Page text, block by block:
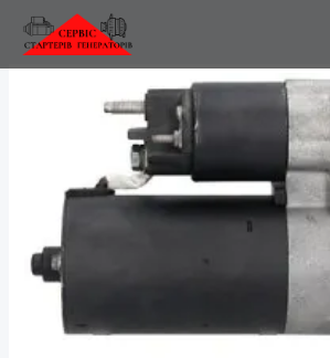
Перейти
вмісту
кількість